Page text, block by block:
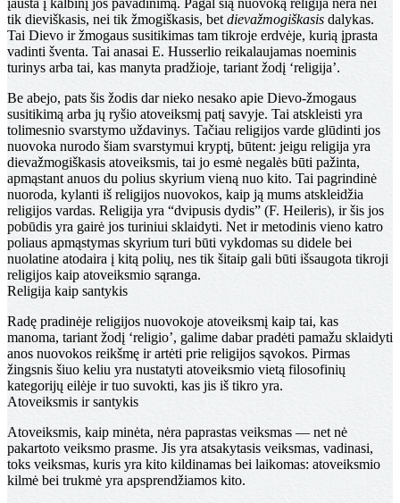
įausta į kalbinį jos pava­dinimą. Pagal šią nuovoką religija nėra nei
tik dieviška­sis, nei tik žmogiškasis, bet dievažmogiškasis dalykas.
Tai Dievo ir žmogaus susitikimas tam tikroje erdvėje, kurią įprasta
vadinti šventa. Tai anasai E. Husserlio reikalau­jamas noeminis
turinys arba tai, kas manyta pradžioje, tariant žodį ‘religija’.
Be abejo, pats šis žodis dar nieko nesako apie Dievo-žmogaus
susitikimą arba jų ryšio atoveiksmį patį savyje. Tai atskleisti yra
tolimesnio svarstymo uždavinys. Tačiau religijos varde glūdinti jos
nuovoka nurodo šiam svarstymui kryptį, būtent: jeigu religija yra
dievažmogiškasis atoveiksmis, tai jo esmė negalės būti pažinta,
apmąstant anuos du polius skyrium vieną nuo kito. Tai pagrindinė
nuoroda, kylanti iš religijos nuovokos, kaip ją mums at­skleidžia
religijos vardas. Religija yra “dvipusis dydis” (F. Heileris), ir šis jos
pobūdis yra gairė jos turiniui sklaidyti. Net ir metodinis vieno katro
poliaus apmąsty­mas skyrium turi būti vykdomas su didele bei
nuolatine atodaira į kitą polių, nes tik šitaip gali būti išsaugota tikroji
religijos kaip atoveiksmio sąranga.
Religija kaip santykis
Radę pradinėje religijos nuovokoje atoveiksmį kaip tai, kas
manoma, tariant žodį ‘religio’, galime dabar pra­dėti pamažu sklaidyti
anos nuovokos reikšmę ir artėti prie religijos sąvokos. Pirmas
žingsnis šiuo keliu yra nustatyti atoveiksmio vietą filosofinių
kategorijų eilėje ir tuo su­vokti, kas jis iš tikro yra.
Atoveiksmis ir santykis
Atoveiksmis, kaip minėta, nėra paprastas veiksmas — net nė
pakartoto veiksmo prasme. Jis yra atsakytasis veiksmas, vadinasi,
toks veiksmas, kuris yra kito kildinamas bei laikomas: atoveiksmio
kilmė bei trukmė yra apsprendžiamos kito.